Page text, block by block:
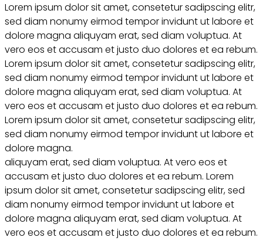
Lorem ipsum dolor sit amet, consetetur sadipscing elitr,
sed diam nonumy eirmod tempor invidunt ut labore et
dolore magna aliquyam erat, sed diam voluptua. At
vero eos et accusam et justo duo dolores et ea rebum.
Lorem ipsum dolor sit amet, consetetur sadipscing elitr,
sed diam nonumy eirmod tempor invidunt ut labore et
dolore magna aliquyam erat, sed diam voluptua. At
vero eos et accusam et justo duo dolores et ea rebum.
Lorem ipsum dolor sit amet, consetetur sadipscing elitr,
sed diam nonumy eirmod tempor invidunt ut labore et
dolore magna.
aliquyam erat, sed diam voluptua. At vero eos et
accusam et justo duo dolores et ea rebum. Lorem
ipsum dolor sit amet, consetetur sadipscing elitr, sed
diam nonumy eirmod tempor invidunt ut labore et
dolore magna aliquyam erat, sed diam voluptua. At
vero eos et accusam et justo duo dolores et ea rebum.